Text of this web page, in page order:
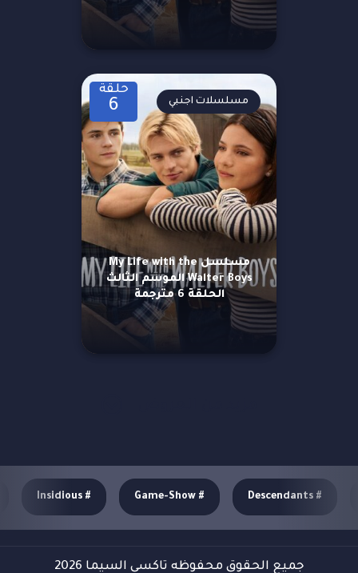
حلقة
6
مسلسل My Life with the
Walter Boys الموسم الثالث
الحلقة 6 مترجمة
مسلسلات اجنبي
#
Descendants
#
Game-Show
#
Insidious
جميع الحقوق محفوظه تاكسي السيما 2026